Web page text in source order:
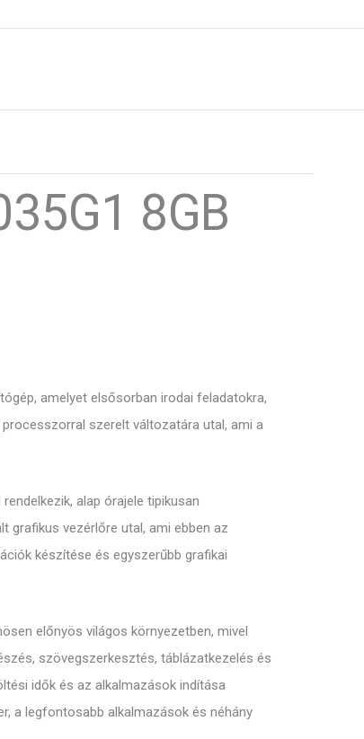
8GB
amelyet elsősorban irodai feladatokra,
szerelt változatára utal, ami a
alap órajele tipikusan
grafikus vezérlőre utal, ami ebben az
készítése és egyszerűbb grafikai
előnyös világos környezetben, mivel
szövegszerkesztés, táblázatkezelés és
idők és az alkalmazások indítása
a legfontosabb alkalmazások és néhány